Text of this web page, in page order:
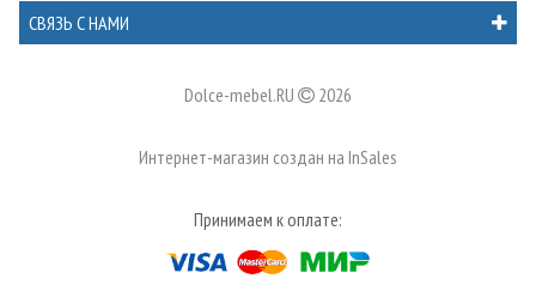
СВЯЗЬ С НАМИ
Dolce-mebel.RU 2026
Интернет-магазин создан на InSales
Принимаем к оплате: